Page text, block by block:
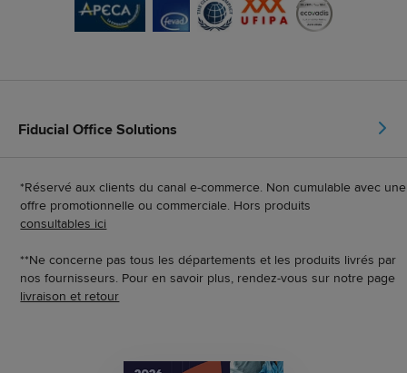
Fiducial Office Solutions
*Réservé aux clients du canal e-commerce. Non cumulable avec une
offre promotionnelle ou commerciale. Hors produits
consultables ici
**Ne concerne pas tous les départements et les produits livrés par
nos fournisseurs. Pour en savoir plus, rendez-vous sur notre page
livraison et retour